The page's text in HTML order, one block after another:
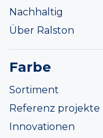
Nachhaltig
Über Ralston
Farbe
Sortiment
Referenz projekte
Innovationen